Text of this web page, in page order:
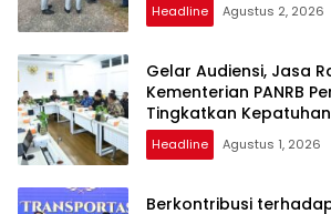
Headline Agustus 2, 2026
Gelar Audiensi, Jasa
Kementerian PANRB
Tingkatkan Kepatuhan
Headline Agustus 1, 2026
Berkontribusi